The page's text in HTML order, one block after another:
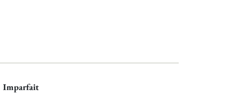
Imparfait